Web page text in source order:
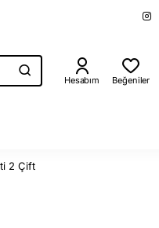
Hesabım Beğeniler
2 Çift